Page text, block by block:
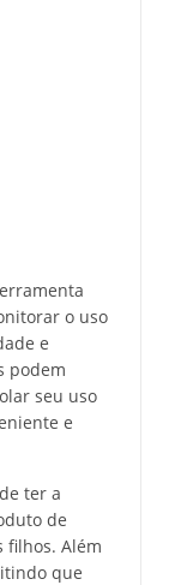
o uso
e
podem
seu uso
e
ter a
de
filhos. Além
que